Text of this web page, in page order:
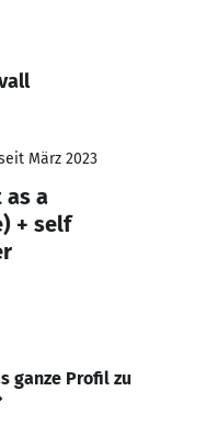
März 2023
a
+ self
ganze Profil zu